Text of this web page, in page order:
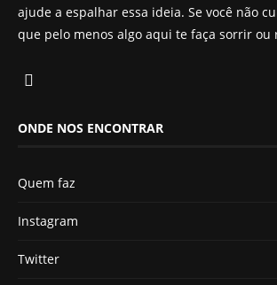
ajude a espalhar essa ideia. Se você não
que pelo menos algo aqui te faça sorrir ou
ONDE NOS ENCONTRAR
Quem faz
Instagram
Twitter